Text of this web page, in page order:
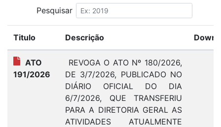
Pesquisar
Titulo Descrição
ATO
191/2026
REVOGA O ATO Nº 180/2026,
DE 3/7/2026, PUBLICADO NO
DIÁRIO OFICIAL DO DIA
6/7/2026, QUE TRANSFERIU
PARA A DIRETORIA GERAL AS
ATIVIDADES ATUALMENTE